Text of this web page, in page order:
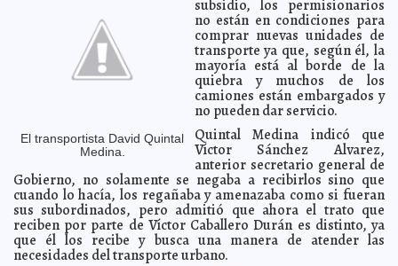
Crimen organizado cobra extorsiones en el panA7
2013-02-09 17:30:27 Profeco hará verificaciones sorpresivas a gasolineras
Mari Tere Menéndez Monforte
2013-02-09 17:11:45 Suspenden vuelos a Cancún por tormenta en EE. UU.
Libias no podrán impedir que su marido vuelva a
2013-02-09 16:49:20 Al hijo de Shakira le gusta el merengue Mari Tere Menéndez
2013-02-09 16:22:47 PRD desea ser tercera fuerza en Yucatán Mari Tere
Menéndez Monforte
2013-02-09 16:14:43 Positivos los cambios en opciones de pago del
Infonavit A7
2013-02-09 16:12:33 Asesinan en Nigeria a 10 vacunadores contra la polio
El transportista David Quintal
Medina.
subsidio, los permisionarios
no están en condiciones para
comprar nuevas unidades de
transporte ya que, según él, la
mayoría está al borde de la
quiebra y muchos de los
camiones están embargados y
no pueden dar servicio.
Quintal Medina indicó que
Víctor Sánchez Alvarez,
anterior secretario general de
Gobierno, no solamente se negaba a recibirlos sino que
cuando lo hacía, los regañaba y amenazaba como si fueran
sus subordinados, pero admitió que ahora el trato que
reciben por parte de Víctor Caballero Durán es distinto, ya
que él los recibe y busca una manera de atender las
necesidades del transporte urbano.